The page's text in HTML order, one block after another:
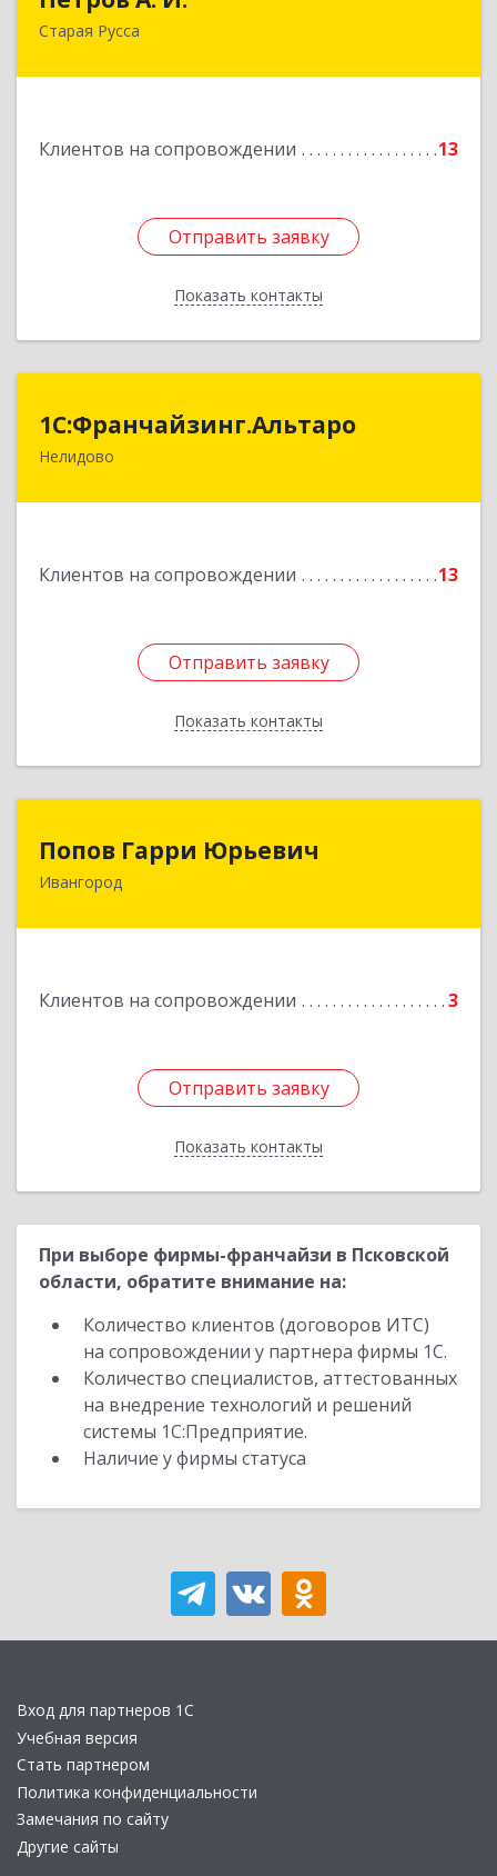
Старая Русса
Клиентов на сопровождении 13
Отправить заявку
Показать контакты
Отправить заявку
Назад
1С:Франчайзинг.Альтаро
Нелидово
Клиентов на сопровождении 13
Отправить заявку
Показать контакты
1С:Франчайзинг.Альтаро
172527, Тверская обл, Нелидово г, Матросова
Отправить заявку
Назад
Попов Гарри Юрьевич
Ивангород
Клиентов на сопровождении 3
Отправить заявку
Показать контакты
Отправить заявку
Назад
При выборе фирмы-франчайзи в Псковской
области, обратите внимание на:
Количество клиентов (договоров ИТС)
на сопровождении у партнера фирмы 1С.
Количество специалистов, аттестованных
на внедрение технологий и решений
системы 1С:Предприятие.
Наличие у фирмы статуса
Вход для партнеров 1С
Учебная версия
Стать партнером
Политика конфиденциальности
Замечания по сайту
Другие сайты